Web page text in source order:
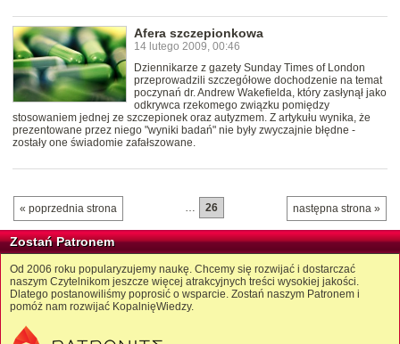
Afera szczepionkowa
14 lutego 2009, 00:46
Dziennikarze z gazety Sunday Times of London
przeprowadzili szczegółowe dochodzenie na temat
poczynań dr. Andrew Wakefielda, który zasłynął jako
odkrywca rzekomego związku pomiędzy
stosowaniem jednej ze szczepionek oraz autyzmem. Z artykułu wynika, że
prezentowane przez niego "wyniki badań" nie były zwyczajnie błędne -
zostały one świadomie zafałszowane.
« poprzednia strona następna strona »
26
Zostań Patronem
Od 2006 roku popularyzujemy naukę. Chcemy się rozwijać i dostarczać
naszym Czytelnikom jeszcze więcej atrakcyjnych treści wysokiej jakości.
Dlatego postanowiliśmy poprosić o wsparcie. Zostań naszym Patronem i
pomóż nam rozwijać KopalnięWiedzy.